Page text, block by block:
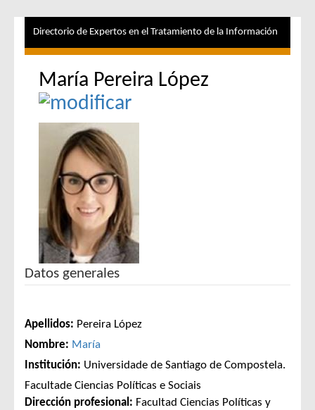
Directorio de Expertos en el Tratamiento de la Información
María Pereira López
Datos generales
Apellidos: Pereira López
Nombre: María
Institución: Universidade de Santiago de Compostela.
Facultade Ciencias Políticas e Sociais
Dirección profesional: Facultad Ciencias Políticas y